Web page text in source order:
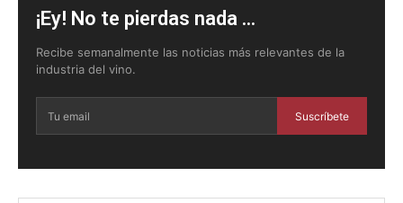
¡Ey! No te pierdas nada ...
Recibe semanalmente las noticias más relevantes de la
industria del vino.
Suscríbete